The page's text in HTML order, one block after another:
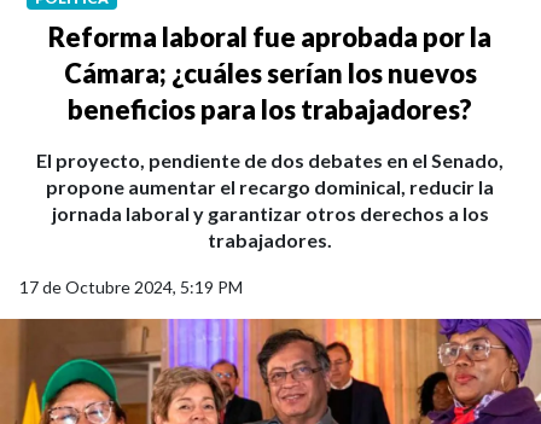
Reforma laboral fue aprobada por la
Cámara; ¿cuáles serían los nuevos
beneficios para los trabajadores?
El proyecto, pendiente de dos debates en el Senado,
propone aumentar el recargo dominical, reducir la
jornada laboral y garantizar otros derechos a los
trabajadores.
17 de Octubre 2024, 5:19 PM